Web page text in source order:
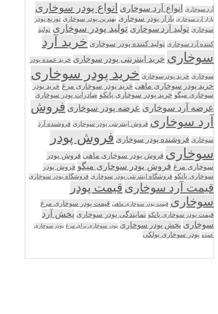
آرد سوخاری انواع آرد سوخاری انواع پودر سوخاری
بازار آرد سوخاری بازار پودر سوخاری بهترین پودر سوخاری توزیع پودر
سوخاری تولید آرد سوخاری تولید پودر سوخاری تولید
کننده آرد سوخاری تولید کننده پودر سوخاری خرید آرد
سوخاری خرید اینترنتی پودر سوخاری خرید عمده پودر
سوخاری خرید پودرسوخاری خرید پودر سوخاری
خرید پودر سوخاری ماهی خرید پودر سوخاری مرغ خرید پودر
سوخاری میگو خرید پودر سوخاری پانکو صادرات پودر سوخاری
عرضه آرد سوخاری عرضه پودر سوخاری فروش
آرد سوخاری فروش اینترنتی پودر سوخاری فروشنده آرد
سوخاری فروشنده پودر سوخاری فروش پودر
سوخاری فروش پودر سوخاری ماهی فروش پودر
سوخاری مرغ فروش پودر سوخاری میگو فروش پودر
سوخاری پانکو فروشگاه اینترنتی پودر سوخاری فروشگاه پودر سوخاری
قیمت آرد سوخاری قیمت پودر
سوخاری قیمت پودر سوخاری ماهی قیمت پودر سوخاری مرغ
قیمت پودر سوخاری پانکو نمایندگی پودر سوخاری پخش آرد
سوخاری پخش پودر سوخاری پودر سوخاری برای مرغ پودر سوخاری
عمده پودر سوخاری پولکی